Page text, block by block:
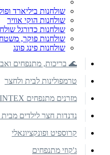
שולחנות ביליארד
שולחנות הוקי אוויר
שולחנות כדורגל
שולחנות פוקר,
שולחנות פינג פונג
🌊 בריכות, מתנפחים
טרמפולינות לבית ולחצר
מזרנים מתנפחים INTEX
נדנדות חצר לילדים מבית INTEX
קרוספיט ופונקציונאלי
ג'קוזי מתנפחים